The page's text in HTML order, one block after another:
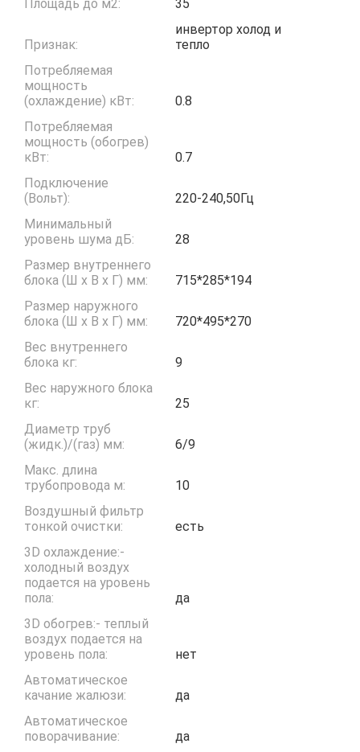
Площадь до м2: 35
Признак:
инвертор холод и
тепло
Потребляемая
мощность
(охлаждение) кВт:
0.8
Потребляемая
мощность (обогрев)
кВт:
0.7
Подключение
(Вольт):
220-240,50Гц
Минимальный
уровень шума дБ:
28
Размер внутреннего
блока (Ш x В x Г) мм:
715*285*194
Размер наружного
блока (Ш x В x Г) мм:
720*495*270
Вес внутреннего
блока кг:
9
Вес наружного блока
кг:
25
Диаметр труб
(жидк.)/(газ) мм:
6/9
Макс. длина
трубопровода м:
10
Воздушный фильтр
тонкой очистки:
есть
3D охлаждение:-
холодный воздух
подается на уровень
пола:
да
3D обогрев:- теплый
воздух подается на
уровень пола:
нет
Автоматическое
качание жалюзи:
да
Автоматическое
поворачивание:
да